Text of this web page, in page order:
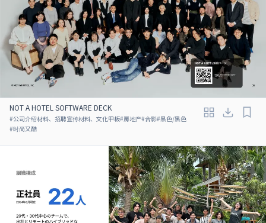
NOT A HOTEL SOFTWARE DECK
#公司介绍材料、招聘宣传材料、文化甲板#房地产#合影#黑色/黑色
#时尚又酷